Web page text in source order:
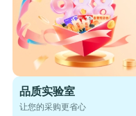
品质实验室
让您的采购更省心